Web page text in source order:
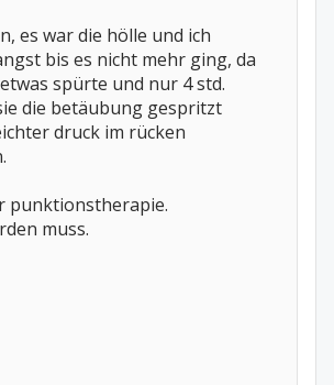
es war die hölle und ich
bis es nicht mehr ging, da
spürte und nur 4 std.
die betäubung gespritzt
druck im rücken
punktionstherapie.
muss.